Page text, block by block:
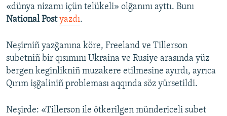
«dünya nizamı içün telükeli» olğanını ayttı. Bunı
National Post yazdı.
Neşirniñ yazğanına köre, Freeland ve Tillerson
subetniñ bir qısımını Ukraina ve Rusiye arasında yüz
bergen keginlikniñ muzakere etilmesine ayırdı, ayrıca
Qırım işğaliniñ probleması aqqında söz yürsetildi.
Neşirde: «Tillerson ile ötkerilgen mündericeli subet